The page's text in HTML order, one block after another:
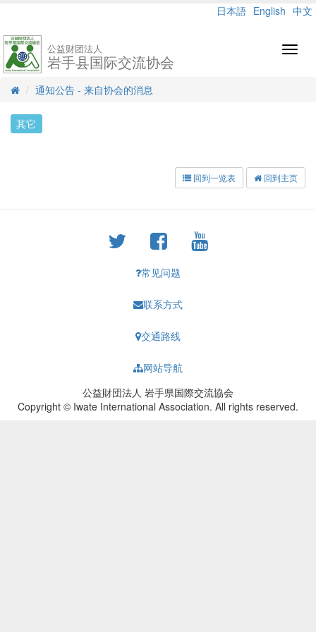
日本語 English 中文
公益财团法人
岩手县国际交流协会
通知公告 - 来自协会的消息
其它
回到一览表 回到主页
常见问题
联系方式
交通路线
网站导航
公益財団法人 岩手県国際交流協会
Copyright © Iwate International Association. All rights reserved.